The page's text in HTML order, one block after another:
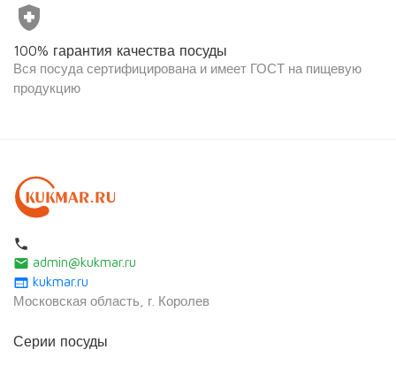
health_and_safety
100% гарантия качества посуды
Вся посуда сертифицирована и имеет ГОСТ на пищевую
продукцию
local_phone
email admin@kukmar.ru
web kukmar.ru
Московская область, г. Королев
Серии посуды